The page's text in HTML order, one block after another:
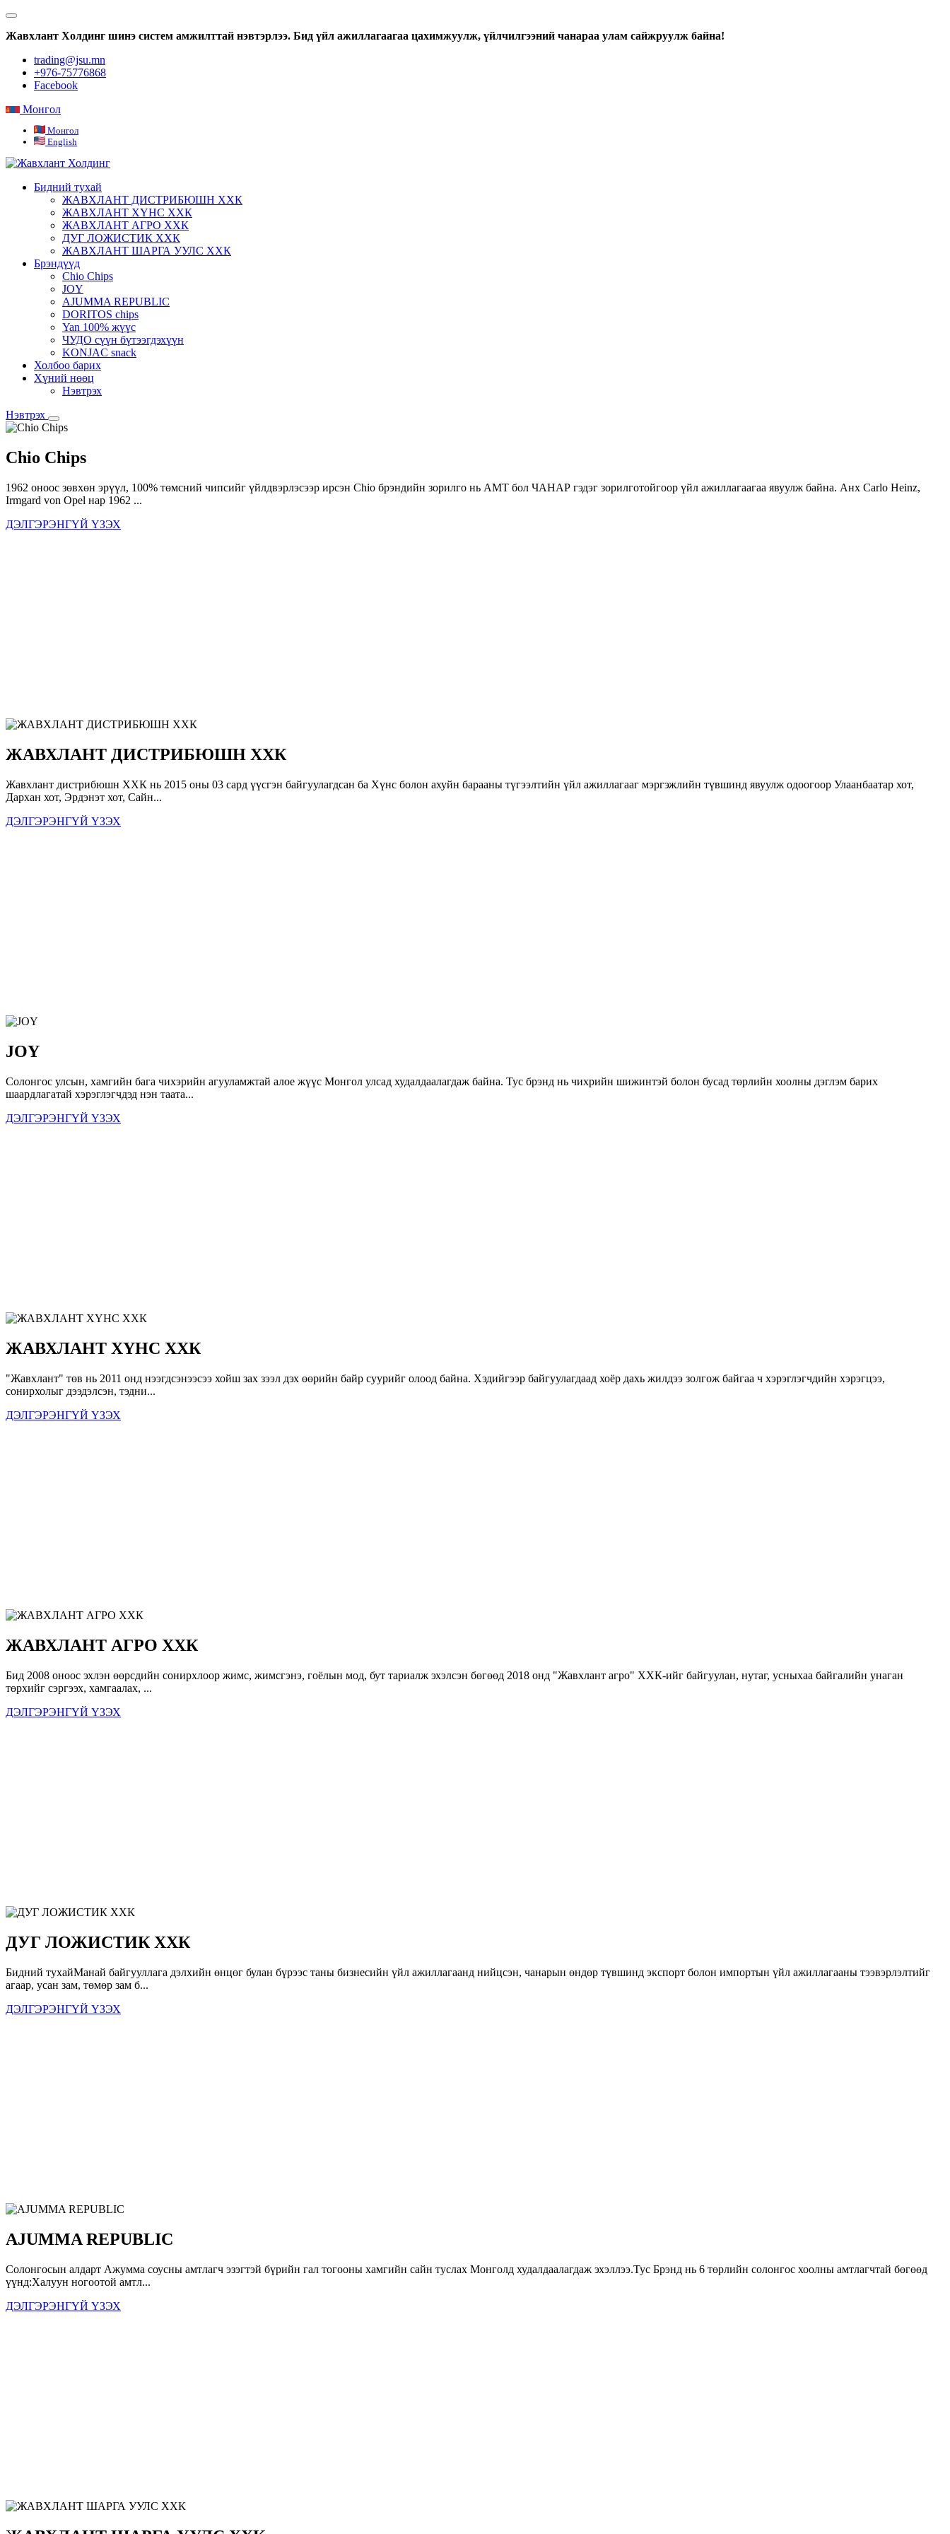
Жавхлант Холдинг шинэ систем амжилттай нэвтэрлээ. Бид үйл ажиллагаагаа цахимжуулж, үйлчилгээний чанараа улам сайжруулж байна!
trading@jsu.mn
+976-75776868
Facebook
Монгол
Монгол
English
Бидний тухай
ЖАВХЛАНТ ДИСТРИБЮШН ХХК
ЖАВХЛАНТ ХҮНС ХХК
ЖАВХЛАНТ АГРО ХХК
ДУГ ЛОЖИСТИК ХХК
ЖАВХЛАНТ ШАРГА УУЛС ХХК
Брэндүүд
Chio Chips
JOY
AJUMMA REPUBLIC
DORITOS chips
Yan 100% жүүс
ЧУДО сүүн бүтээгдэхүүн
KONJAC snack
Холбоо барих
Хүний нөөц
Нэвтрэх
Нэвтрэх
Chio Chips
1962 оноос зөвхөн эрүүл, 100% төмсний чипсийг үйлдвэрлэсээр ирсэн Chio брэндийн зорилго нь АМТ бол ЧАНАР гэдэг зорилготойгоор үйл ажиллагаагаа явуулж байна. Анх Carlo Heinz,
Irmgard von Opel нар 1962 ...
ДЭЛГЭРЭНГҮЙ ҮЗЭХ
ЖАВХЛАНТ ДИСТРИБЮШН ХХК
Жавхлант дистрибюшн ХХК нь 2015 оны 03 сард үүсгэн байгуулагдсан ба Хүнс болон ахуйн барааны түгээлтийн үйл ажиллагааг мэргэжлийн түвшинд явуулж одоогоор Улаанбаатар хот,
Дархан хот, Эрдэнэт хот, Сайн...
ДЭЛГЭРЭНГҮЙ ҮЗЭХ
JOY
Солонгос улсын, хамгийн бага чихэрийн агууламжтай алое жүүс Монгол улсад худалдаалагдаж байна. Тус брэнд нь чихрийн шижинтэй болон бусад төрлийн хоолны дэглэм барих
шаардлагатай хэрэглэгчдэд нэн таата...
ДЭЛГЭРЭНГҮЙ ҮЗЭХ
ЖАВХЛАНТ ХҮНС ХХК
"Жавхлант" төв нь 2011 онд нээгдсэнээсээ хойш зах зээл дэх өөрийн байр суурийг олоод байна. Хэдийгээр байгуулагдаад хоёр дахь жилдээ золгож байгаа ч хэрэглэгчдийн хэрэгцээ,
сонирхолыг дээдэлсэн, тэдни...
ДЭЛГЭРЭНГҮЙ ҮЗЭХ
ЖАВХЛАНТ АГРО ХХК
Бид 2008 оноос эхлэн өөрсдийн сонирхлоор жимс, жимсгэнэ, гоёлын мод, бут тариалж эхэлсэн бөгөөд 2018 онд "Жавхлант агро" ХХК-ийг байгуулан, нутаг, усныхаа байгалийн унаган
төрхийг сэргээх, хамгаалах, ...
ДЭЛГЭРЭНГҮЙ ҮЗЭХ
ДУГ ЛОЖИСТИК ХХК
Бидний тухайМанай байгууллага дэлхийн өнцөг булан бүрээс таны бизнесийн үйл ажиллагаанд нийцсэн, чанарын өндөр түвшинд экспорт болон импортын үйл ажиллагааны тээвэрлэлтийг
агаар, усан зам, төмөр зам б...
ДЭЛГЭРЭНГҮЙ ҮЗЭХ
AJUMMA REPUBLIC
Солонгосын алдарт Ажумма соусны амтлагч эзэгтэй бүрийн гал тогооны хамгийн сайн туслах Монголд худалдаалагдаж эхэллээ.Тус Брэнд нь 6 төрлийн солонгос хоолны амтлагчтай бөгөөд
үүнд:Халуун ногоотой амтл...
ДЭЛГЭРЭНГҮЙ ҮЗЭХ